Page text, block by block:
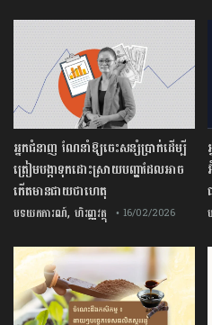
អ្នកជំនាញ ណែនាំឱ្យចេះសន្សំប្រាក់ដើម្បី
ត្រៀមបង្កាទុកដោះស្រាយបញ្ហាដែលអាច
កើតមានជាយថាហេតុ
បទយកការណ៍, ហិរញ្ញវត្ថុ • 16/02/2026